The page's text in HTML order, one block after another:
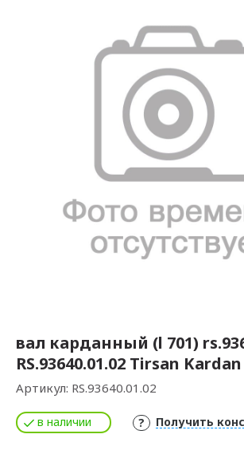
вал карданный (l 701)
RS.93640.01.02 Tirsan
Артикул: RS.93640.01.02
в наличии Получить